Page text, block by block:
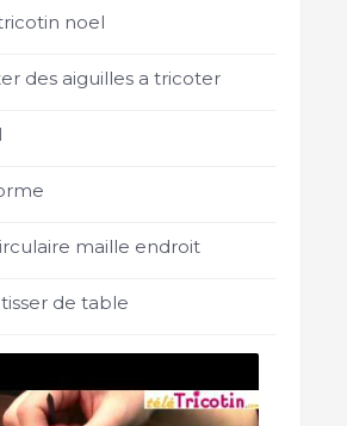
noel
des aiguilles a tricoter
maille endroit
de table